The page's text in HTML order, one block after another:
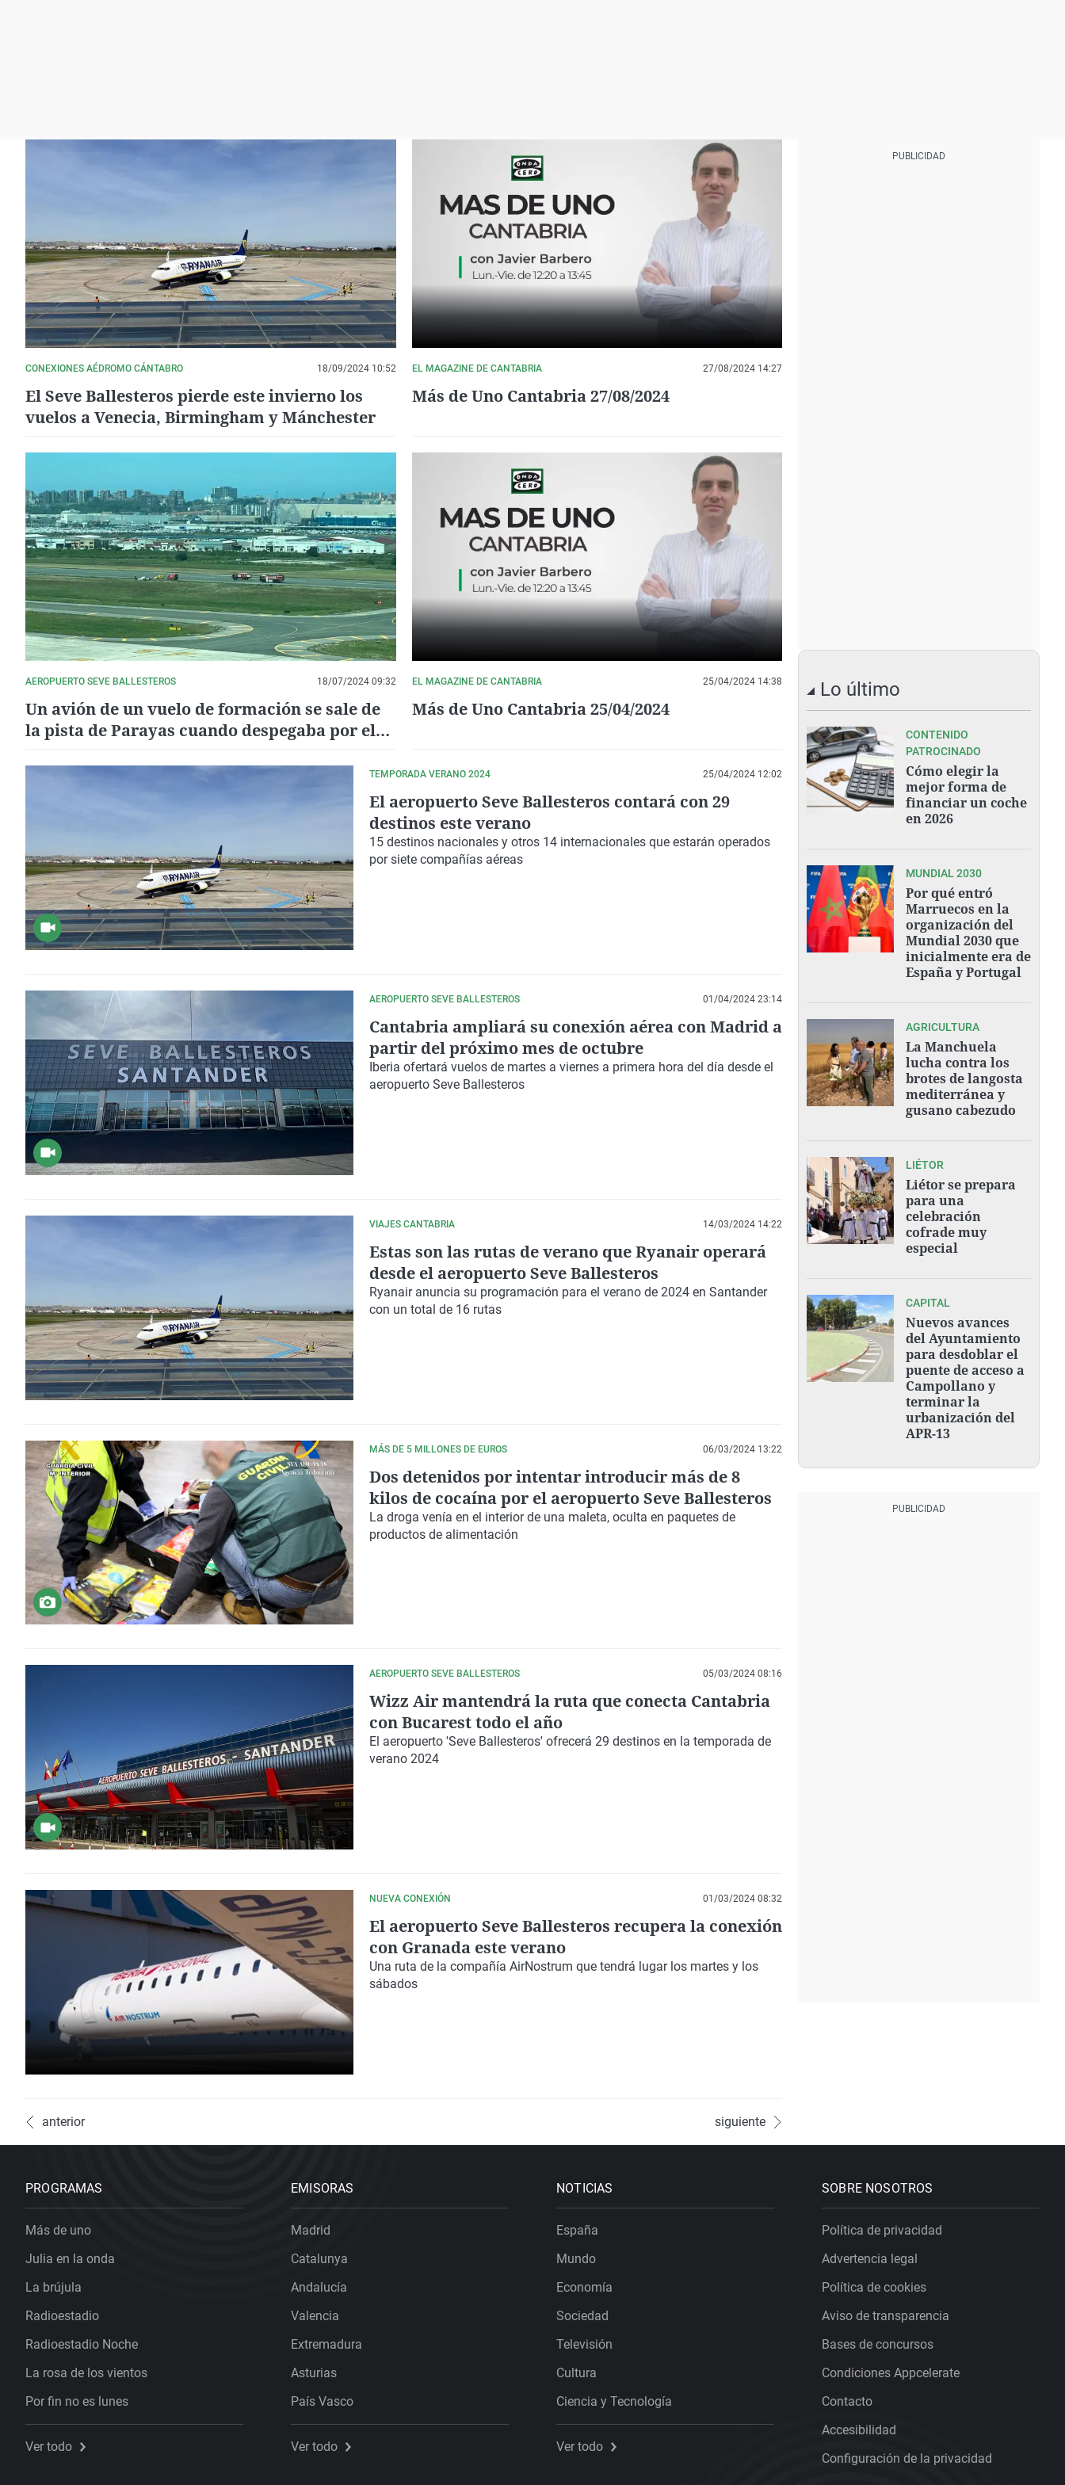
CONEXIONES AÉDROMO CÁNTABRO 18/09/2024 10:52
El Seve Ballesteros pierde este invierno los
vuelos a Venecia, Birmingham y Mánchester
EL MAGAZINE DE CANTABRIA 27/08/2024 14:27
Más de Uno Cantabria 27/08/2024
AEROPUERTO SEVE BALLESTEROS 18/07/2024 09:32
Un avión de un vuelo de formación se sale de
la pista de Parayas cuando despegaba por el
EL MAGAZINE DE CANTABRIA 25/04/2024 14:38
Más de Uno Cantabria 25/04/2024
TEMPORADA VERANO 2024 25/04/2024 12:02
El aeropuerto Seve Ballesteros contará con 29
destinos este verano
15 destinos nacionales y otros 14 internacionales que estarán operados
por siete compañías aéreas
AEROPUERTO SEVE BALLESTEROS 01/04/2024 23:14
Cantabria ampliará su conexión aérea con Madrid a
partir del próximo mes de octubre
Iberia ofertará vuelos de martes a viernes a primera hora del día desde el
aeropuerto Seve Ballesteros
VIAJES CANTABRIA 14/03/2024 14:22
Estas son las rutas de verano que Ryanair operará
desde el aeropuerto Seve Ballesteros
Ryanair anuncia su programación para el verano de 2024 en Santander
con un total de 16 rutas
MÁS DE 5 MILLONES DE EUROS 06/03/2024 13:22
Dos detenidos por intentar introducir más de 8
kilos de cocaína por el aeropuerto Seve Ballesteros
La droga venía en el interior de una maleta, oculta en paquetes de
productos de alimentación
AEROPUERTO SEVE BALLESTEROS 05/03/2024 08:16
Wizz Air mantendrá la ruta que conecta Cantabria
con Bucarest todo el año
El aeropuerto 'Seve Ballesteros' ofrecerá 29 destinos en la temporada de
verano 2024
NUEVA CONEXIÓN 01/03/2024 08:32
El aeropuerto Seve Ballesteros recupera la conexión
con Granada este verano
Una ruta de la compañía AirNostrum que tendrá lugar los martes y los
sábados
anterior siguiente
Lo último
CONTENIDO
PATROCINADO
Cómo elegir la
mejor forma de
financiar un coche
en 2026
MUNDIAL 2030
Por qué entró
Marruecos en la
organización del
Mundial 2030 que
inicialmente era de
España y Portugal
AGRICULTURA
La Manchuela
lucha contra los
brotes de langosta
mediterránea y
gusano cabezudo
LIÉTOR
Liétor se prepara
para una
celebración
cofrade muy
especial
CAPITAL
Nuevos avances
del Ayuntamiento
para desdoblar el
puente de acceso a
Campollano y
terminar la
urbanización del
APR-13
PROGRAMAS
Más de uno
Julia en la onda
La brújula
Radioestadio
Radioestadio Noche
La rosa de los vientos
Por fin no es lunes
Ver todo
EMISORAS
Madrid
Catalunya
Andalucía
Valencia
Extremadura
Asturias
País Vasco
Ver todo
NOTICIAS
España
Mundo
Economía
Sociedad
Televisión
Cultura
Ciencia y Tecnología
Ver todo
SOBRE NOSOTROS
Política de privacidad
Advertencia legal
Política de cookies
Aviso de transparencia
Bases de concursos
Condiciones Appcelerate
Contacto
Accesibilidad
Configuración de la privacidad